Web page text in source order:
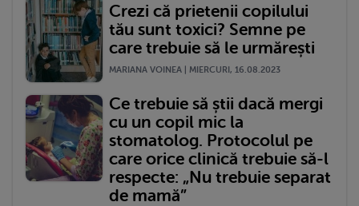
Crezi că prietenii copilului
tău sunt toxici? Semne pe
care trebuie să le urmărești
MARIANA VOINEA | MIERCURI, 16.08.2023
Ce trebuie să știi dacă mergi
cu un copil mic la
stomatolog. Protocolul pe
care orice clinică trebuie să-l
respecte: „Nu trebuie separat
de mamă”